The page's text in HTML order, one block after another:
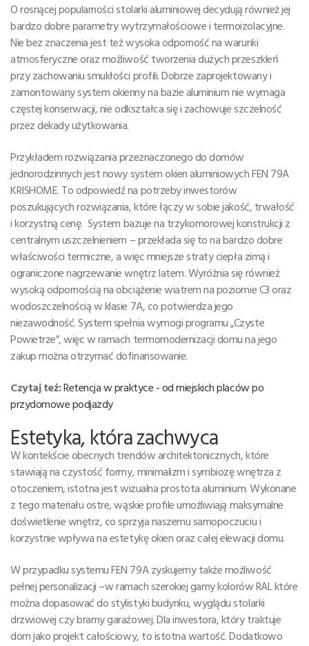
O rosnącej popularności stolarki aluminiowej decydują również jej
bardzo dobre parametry wytrzymałościowe i termoizolacyjne.
Nie bez znaczenia jest też wysoka odporność na warunki
atmosferyczne oraz możliwość tworzenia dużych przeszkleń
przy zachowaniu smukłości profili. Dobrze zaprojektowany i
zamontowany system okienny na bazie aluminium nie wymaga
częstej konserwacji, nie odkształca się i zachowuje szczelność
przez dekady użytkowania.
Przykładem rozwiązania przeznaczonego do domów
jednorodzinnych jest nowy system okien aluminiowych FEN 79A
KRISHOME. To odpowiedź na potrzeby inwestorów
poszukujących rozwiązania, które łączy w sobie jakość, trwałość
i korzystną cenę. System bazuje na trzykomorowej konstrukcji z
centralnym uszczelnieniem – przekłada się to na bardzo dobre
właściwości termiczne, a więc mniejsze straty ciepła zimą i
ograniczone nagrzewanie wnętrz latem. Wyróżnia się również
wysoką odpornością na obciążenie wiatrem na poziomie C3 oraz
wodoszczelnością w klasie 7A, co potwierdza jego
niezawodność. System spełnia wymogi programu „Czyste
Powietrze”, więc w ramach termomodernizacji domu na jego
zakup można otrzymać dofinansowanie.
Czytaj też:Retencja w praktyce - od miejskich placów po
przydomowe podjazdy
Estetyka, która zachwyca
W kontekście obecnych trendów architektonicznych, które
stawiają na czystość formy, minimalizm i symbiozę wnętrza z
otoczeniem, istotna jest wizualna prostota aluminium. Wykonane
z tego materiału ostre, wąskie profile umożliwiają maksymalne
doświetlenie wnętrz, co sprzyja naszemu samopoczuciu i
korzystnie wpływa na estetykę okien oraz całej elewacji domu.
W przypadku systemu FEN 79A zyskujemy także możliwość
pełnej personalizacji –w ramach szerokiej gamy kolorów RAL które
można dopasować do stylistyki budynku, wyglądu stolarki
drzwiowej czy bramy garażowej. Dla inwestora, który traktuje
dom jako projekt całościowy, to istotna wartość. Dodatkowo